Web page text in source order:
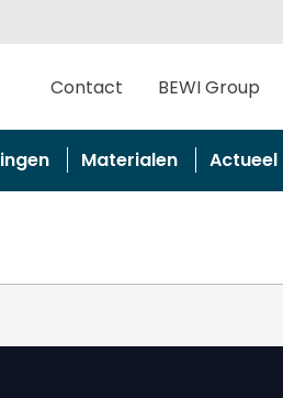
Contact BEWI Group
Materialen Actueel